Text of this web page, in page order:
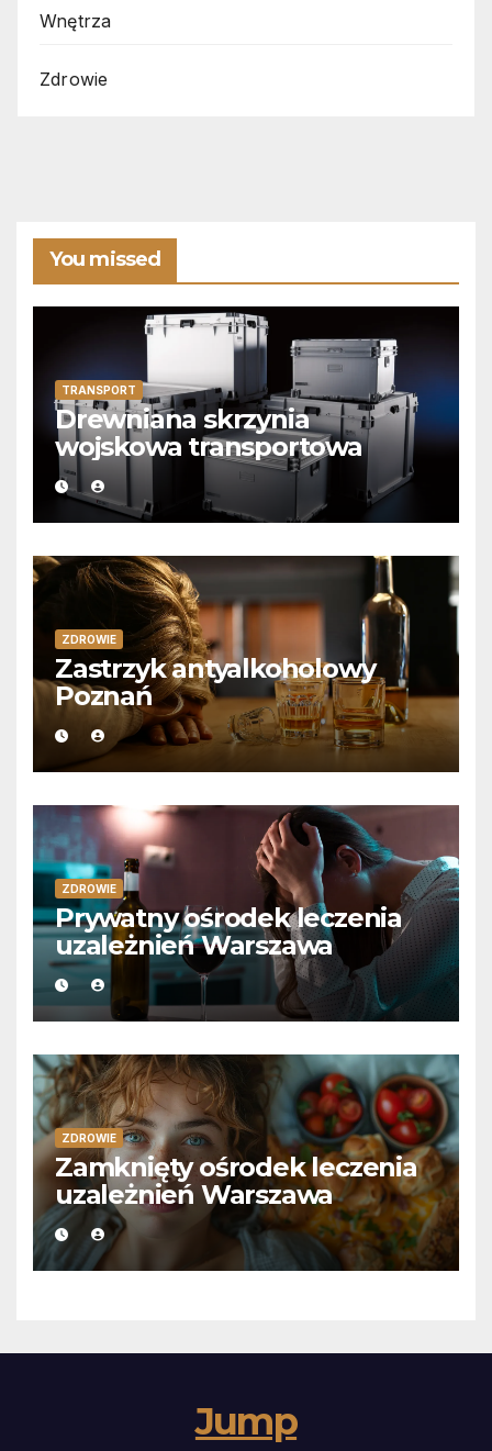
Wnętrza
Zdrowie
You missed
TRANSPORT
Drewniana skrzynia
wojskowa transportowa
ZDROWIE
Zastrzyk antyalkoholowy
Poznań
ZDROWIE
Prywatny ośrodek leczenia
uzależnień Warszawa
ZDROWIE
Zamknięty ośrodek leczenia
uzależnień Warszawa
Jump